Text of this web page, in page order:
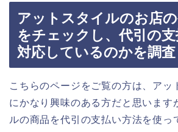
アットスタイルのお店
をチェックし、代引の
対応しているのかを調査
こちらのページをご覧の方は、アッ
にかなり興味のある方だと思います
ルの商品を代引の支払い方法を使っ